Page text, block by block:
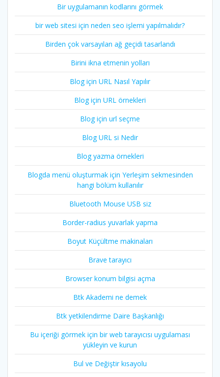
Bir uygulamanın kodlarını görmek
bir web sitesi için neden seo işlemi yapılmalıdır?
Birden çok varsayılan ağ geçidi tasarlandı
Birini ikna etmenin yolları
Blog için URL Nasıl Yapılır
Blog için URL örnekleri
Blog için url seçme
Blog URL si Nedir
Blog yazma örnekleri
Blogda menü oluşturmak için Yerleşim sekmesinden
hangi bölüm kullanılır
Bluetooth Mouse USB siz
Border-radius yuvarlak yapma
Boyut Küçültme makinaları
Brave tarayıcı
Browser konum bilgisi açma
Btk Akademi ne demek
Btk yetkilendirme Daire Başkanlığı
Bu içeriği görmek için bir web tarayıcısı uygulaması
yükleyin ve kurun
Bul ve Değiştir kısayolu